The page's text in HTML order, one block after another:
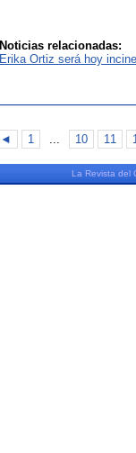
Noticias relacionadas:
Erika Ortiz será hoy
◄ 1 ... 10 11
La Revista del